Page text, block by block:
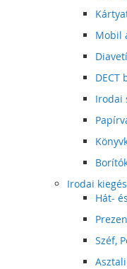
Mobil
DECT
Irodai
Irodai
Hát-
Széf,